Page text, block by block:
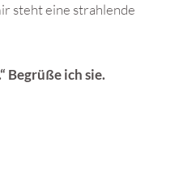
steht eine strahlende
Begrüße ich sie.